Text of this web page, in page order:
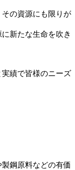
の資源にも限りが
新たな生命を吹き
績で皆様のニーズ
鋼原料などの有価